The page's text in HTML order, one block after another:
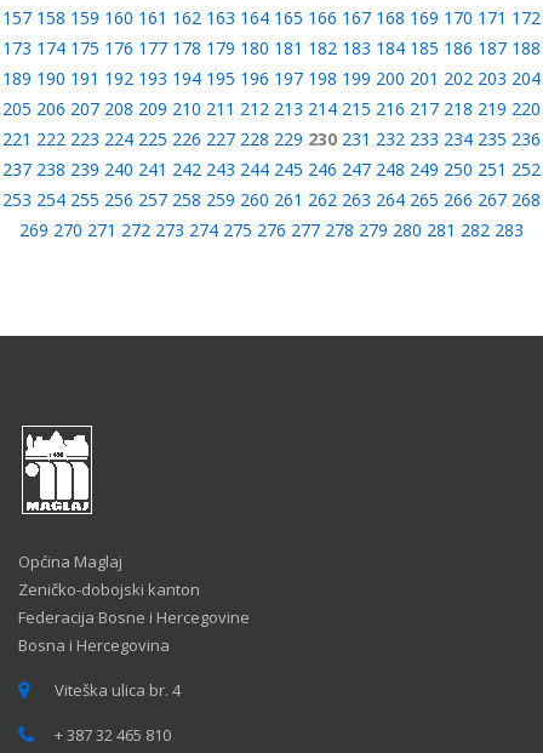
157 158 159 160 161 162 163 164 165 166 167 168 169 170 171 172
173 174 175 176 177 178 179 180 181 182 183 184 185 186 187 188
189 190 191 192 193 194 195 196 197 198 199 200 201 202 203 204
205 206 207 208 209 210 211 212 213 214 215 216 217 218 219 220
221 222 223 224 225 226 227 228 229 230 231 232 233 234 235 236
237 238 239 240 241 242 243 244 245 246 247 248 249 250 251 252
253 254 255 256 257 258 259 260 261 262 263 264 265 266 267 268
269 270 271 272 273 274 275 276 277 278 279 280 281 282 283
Općina Maglaj
Zeničko-dobojski kanton
Federacija Bosne i Hercegovine
Bosna i Hercegovina
Viteška ulica br. 4
+ 387 32 465 810